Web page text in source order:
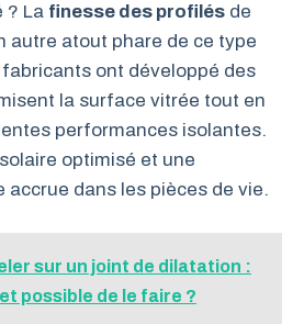
? La finesse des profilés de
autre atout phare de ce type
ont développé des
la surface vitrée tout en
performances isolantes.
optimisé et une
accrue dans les pièces de vie.
sur un joint de dilatation :
possible de le faire ?